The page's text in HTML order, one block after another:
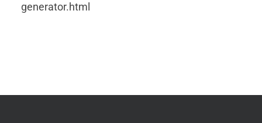
generator.html